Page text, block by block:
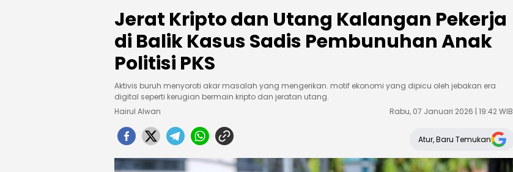
Jerat Kripto dan Utang Kalangan Pekerja
di Balik Kasus Sadis Pembunuhan Anak
Politisi PKS
Aktivis buruh menyoroti akar masalah yang mengerikan. motif ekonomi yang dipicu oleh jebakan era
digital seperti kerugian bermain kripto dan jeratan utang.
Hairul Alwan
Rabu, 07 Januari 2026 | 19:42 WIB
Atur, Baru Temukan